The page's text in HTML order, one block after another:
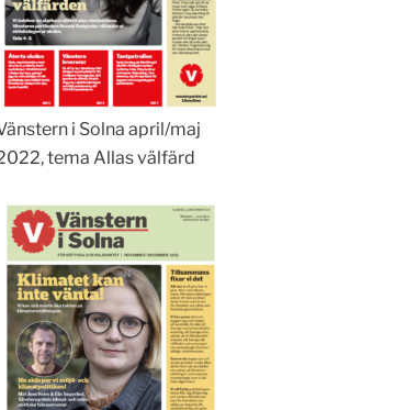
i Solna april/maj
tema Allas välfärd